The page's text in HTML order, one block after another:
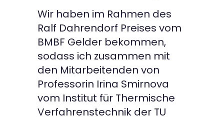
Wir haben im Rahmen des
Ralf Dahrendorf Preises vom
BMBF Gelder bekommen,
sodass ich zusammen mit
den Mitarbeitenden von
Professorin Irina Smirnova
vom Institut für Thermische
Verfahrenstechnik der TU